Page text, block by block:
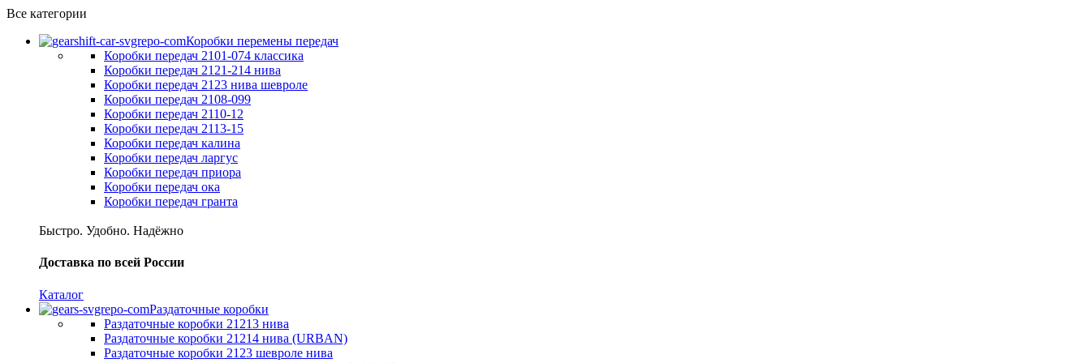
Все категории
Коробки перемены передач
Коробки передач 2101-074 классика
Коробки передач 2121-214 нива
Коробки передач 2123 нива шевроле
Коробки передач 2108-099
Коробки передач 2110-12
Коробки передач 2113-15
Коробки передач калина
Коробки передач ларгус
Коробки передач приора
Коробки передач ока
Коробки передач гранта
Быстро. Удобно. Надёжно
Доставка по всей России
Каталог
Раздаточные коробки
Раздаточные коробки 21213 нива
Раздаточные коробки 21214 нива (URBAN)
Раздаточные коробки 2123 шевроле нива